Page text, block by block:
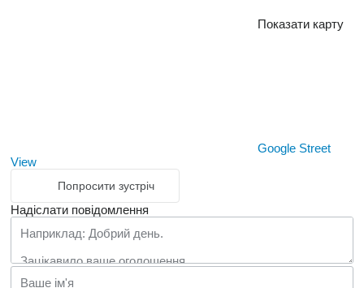
Показати карту
Google Street
View
Попросити зустріч
Надіслати повідомлення